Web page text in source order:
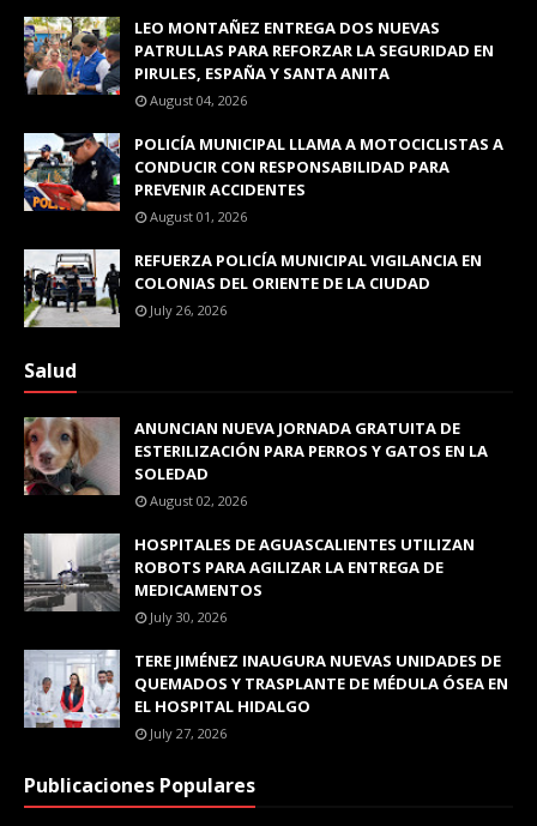
LEO MONTAÑEZ ENTREGA DOS NUEVAS
PATRULLAS PARA REFORZAR LA SEGURIDAD EN
PIRULES, ESPAÑA Y SANTA ANITA
August 04, 2026
POLICÍA MUNICIPAL LLAMA A MOTOCICLISTAS A
CONDUCIR CON RESPONSABILIDAD PARA
PREVENIR ACCIDENTES
August 01, 2026
REFUERZA POLICÍA MUNICIPAL VIGILANCIA EN
COLONIAS DEL ORIENTE DE LA CIUDAD
July 26, 2026
Salud
ANUNCIAN NUEVA JORNADA GRATUITA DE
ESTERILIZACIÓN PARA PERROS Y GATOS EN LA
SOLEDAD
August 02, 2026
HOSPITALES DE AGUASCALIENTES UTILIZAN
ROBOTS PARA AGILIZAR LA ENTREGA DE
MEDICAMENTOS
July 30, 2026
TERE JIMÉNEZ INAUGURA NUEVAS UNIDADES DE
QUEMADOS Y TRASPLANTE DE MÉDULA ÓSEA EN
EL HOSPITAL HIDALGO
July 27, 2026
Publicaciones Populares